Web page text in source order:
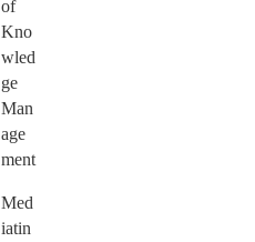
of
Kno
wled
ge
Man
age
ment
Med
iatin